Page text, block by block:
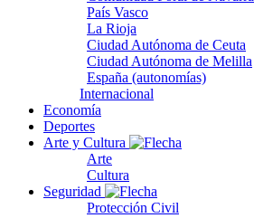
País Vasco
La Rioja
Ciudad Autónoma de Ceuta
Ciudad Autónoma de Melilla
España (autonomías)
Internacional
Economía
Deportes
Arte y Cultura
Arte
Cultura
Seguridad
Protección Civil